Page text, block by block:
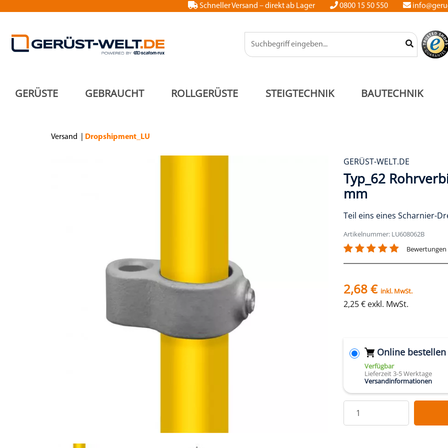
Schneller Versand – direkt ab Lager 0800 15 50 550
GERÜSTE GEBRAUCHT ROLLGERÜSTE STEIGTECHNIK BAUTECHNIK
Versand Dropshipment_LU
GERÜST-WELT.DE
Typ_62
mm
Teil eins eines Scharnier-
Artikelnummer: LU608062B
Bewertungen
2,68 € inkl. MwSt.
2,25 € exkl. MwSt.
Online bestellen
Verfügbar
Lieferzeit 3-5 Werktage
Versandinformationen